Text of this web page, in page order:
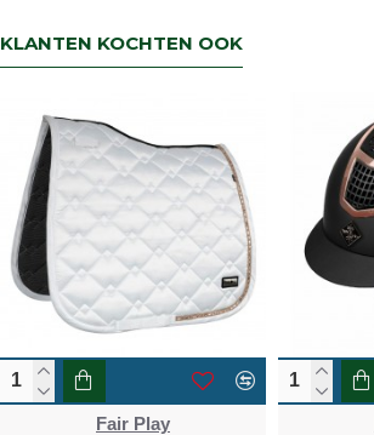
KLANTEN KOCHTEN OOK
Fair Play